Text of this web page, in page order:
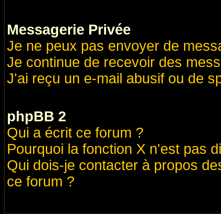
Messagerie Privée
Je ne peux pas envoyer de
Je continue de recevoir des
J'ai reçu un e-mail abusif ou de
phpBB 2
Qui a écrit ce forum ?
Pourquoi la fonction X n'est pas
Qui dois-je contacter à propos
ce forum ?